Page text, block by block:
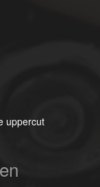
uppercut